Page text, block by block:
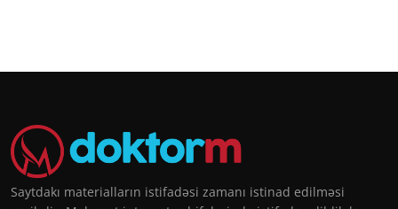
Saytdakı materialların istifadəsi zamanı istinad edilməsi